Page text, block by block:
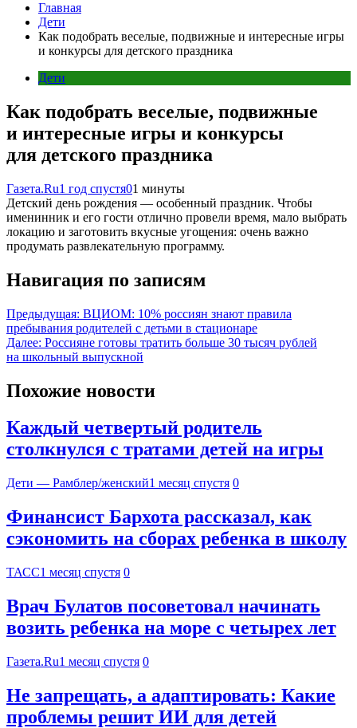
Главная
Дети
Как подобрать веселые, подвижные и интересные игры
и конкурсы для детского праздника
Дети
Как подобрать веселые, подвижные
и интересные игры и конкурсы
для детского праздника
Газета.Ru1 год спустя01 минуты
Детский день рождения — особенный праздник. Чтобы
именинник и его гости отлично провели время, мало выбрать
локацию и заготовить вкусные угощения: очень важно
продумать развлекательную программу.
Навигация по записям
Предыдущая: ВЦИОМ: 10% россиян знают правила
пребывания родителей с детьми в стационаре
Далее: Россияне готовы тратить больше 30 тысяч рублей
на школьный выпускной
Похожие новости
Каждый четвертый родитель
столкнулся с тратами детей на игры
Дети — Рамблер/женский1 месяц спустя 0
Финансист Бархота рассказал, как
сэкономить на сборах ребенка в школу
ТАСС1 месяц спустя 0
Врач Булатов посоветовал начинать
возить ребенка на море с четырех лет
Газета.Ru1 месяц спустя 0
Не запрещать, а адаптировать: Какие
проблемы решит ИИ для детей